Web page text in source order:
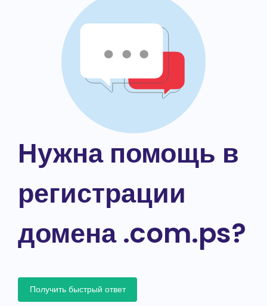
Нужна помощь в
регистрации
домена .com.ps?
Получить быстрый ответ